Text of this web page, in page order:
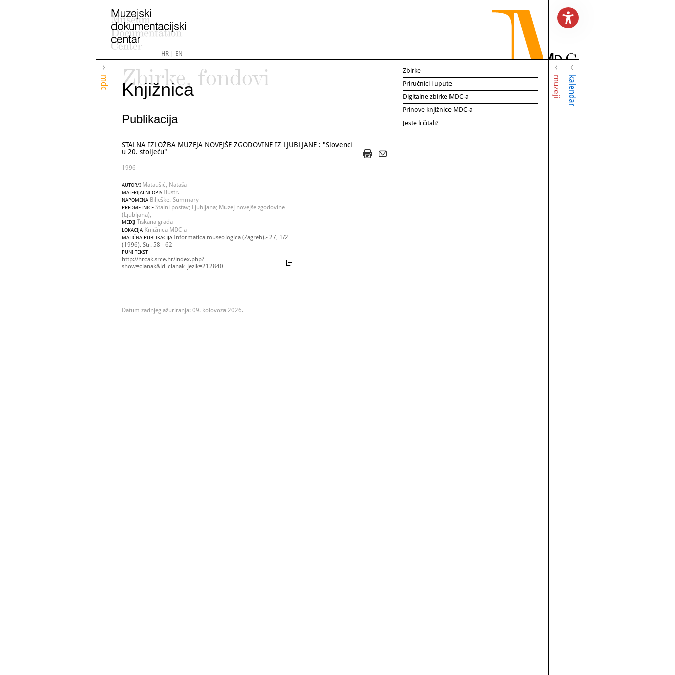
HR| EN
mdc muzeji kalendar
Zbirke, fondovi
Knjižnica
Publikacija
STALNA IZLOŽBA MUZEJA NOVEJŠE ZGODOVINE IZ LJUBLJANE : "Slovenci
u 20. stoljeću"
1996
AUTOR/I Mataušić, Nataša
MATERIJALNI OPIS Ilustr.
NAPOMENA Bilješke.-Summary
PREDMETNICE Stalni postav; Ljubljana; Muzej novejše zgodovine
(Ljubljana),
MEDIJ Tiskana građa
LOKACIJA Knjižnica MDC-a
MATIČNA PUBLIKACIJA Informatica museologica (Zagreb).- 27, 1/2
(1996). Str. 58 - 62
PUNI TEKST
http://hrcak.srce.hr/index.php?
show=clanak&id_clanak_jezik=212840
Datum zadnjeg ažuriranja: 09. kolovoza 2026.
Zbirke
Priručnici i upute
Digitalne zbirke MDC-a
Prinove knjižnice MDC-a
Jeste li čitali?